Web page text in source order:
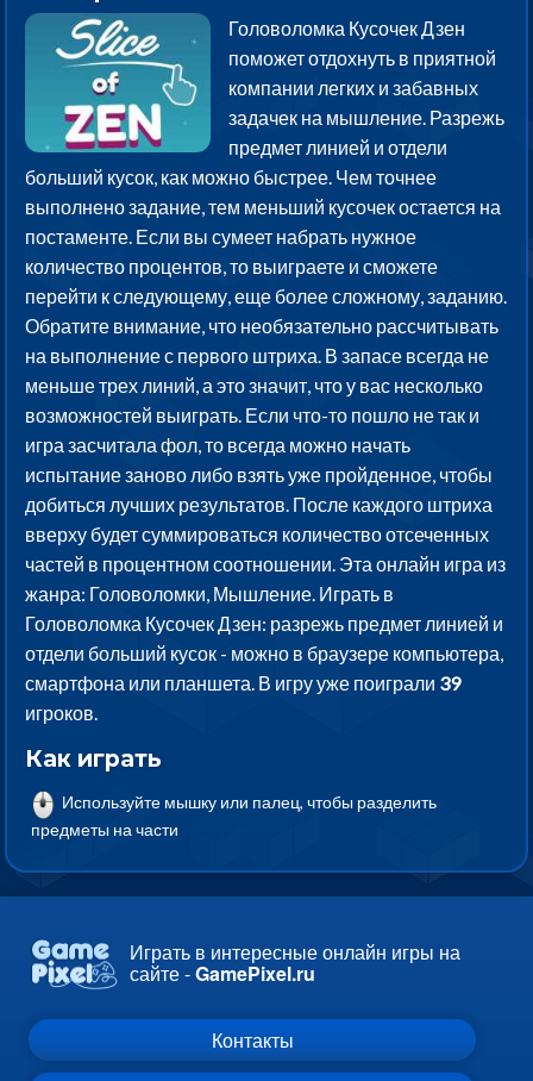
Головоломка Кусочек Дзен
поможет отдохнуть в приятной
компании легких и забавных
задачек на мышление. Разрежь
предмет линией и отдели
больший кусок, как можно быстрее. Чем точнее
выполнено задание, тем меньший кусочек остается на
постаменте. Если вы сумеет набрать нужное
количество процентов, то выиграете и сможете
перейти к следующему, еще более сложному, заданию.
Обратите внимание, что необязательно рассчитывать
на выполнение с первого штриха. В запасе всегда не
меньше трех линий, а это значит, что у вас несколько
возможностей выиграть. Если что-то пошло не так и
игра засчитала фол, то всегда можно начать
испытание заново либо взять уже пройденное, чтобы
добиться лучших результатов. После каждого штриха
вверху будет суммироваться количество отсеченных
частей в процентном соотношении. Эта онлайн игра из
жанра: Головоломки, Мышление. Играть в
Головоломка Кусочек Дзен: разрежь предмет линией и
отдели больший кусок - можно в браузере компьютера,
смартфона или планшета. В игру уже поиграли 39
игроков.
Как играть
Используйте мышку или палец, чтобы разделить
предметы на части
Играть в интересные онлайн игры на
сайте -GamePixel.ru
Контакты